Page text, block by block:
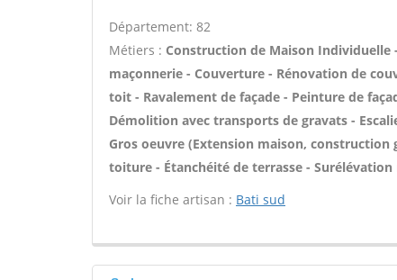
Département: 82
Métiers : Construction de Maison Individuelle
maçonnerie - Couverture - Rénovation de
toit - Ravalement de façade - Peinture de
Démolition avec transports de gravats -
Gros oeuvre (Extension maison, construction
toiture - Étanchéité de terrasse -
Voir la fiche artisan : Bati sud